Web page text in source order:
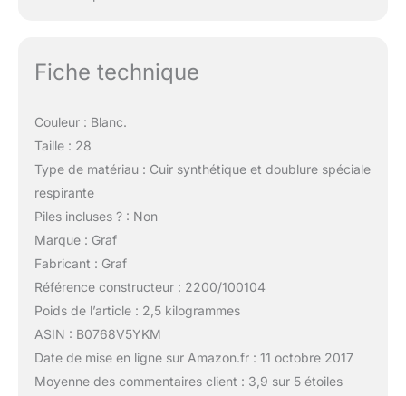
Fiche technique
Couleur : Blanc.
Taille : 28
Type de matériau : Cuir synthétique et doublure spéciale
respirante
Piles incluses ? : Non
Marque : Graf
Fabricant : Graf
Référence constructeur : 2200/100104
Poids de l’article : 2,5 kilogrammes
ASIN : B0768V5YKM
Date de mise en ligne sur Amazon.fr : 11 octobre 2017
Moyenne des commentaires client : 3,9 sur 5 étoiles